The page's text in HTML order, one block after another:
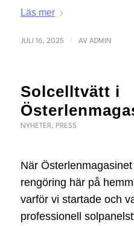
Läs mer
JULI 16, 2025 / AV ADMIN
Solcelltvätt i
NYHETER, PRESS
När
rengöring här på
varför vi startade och
professionell